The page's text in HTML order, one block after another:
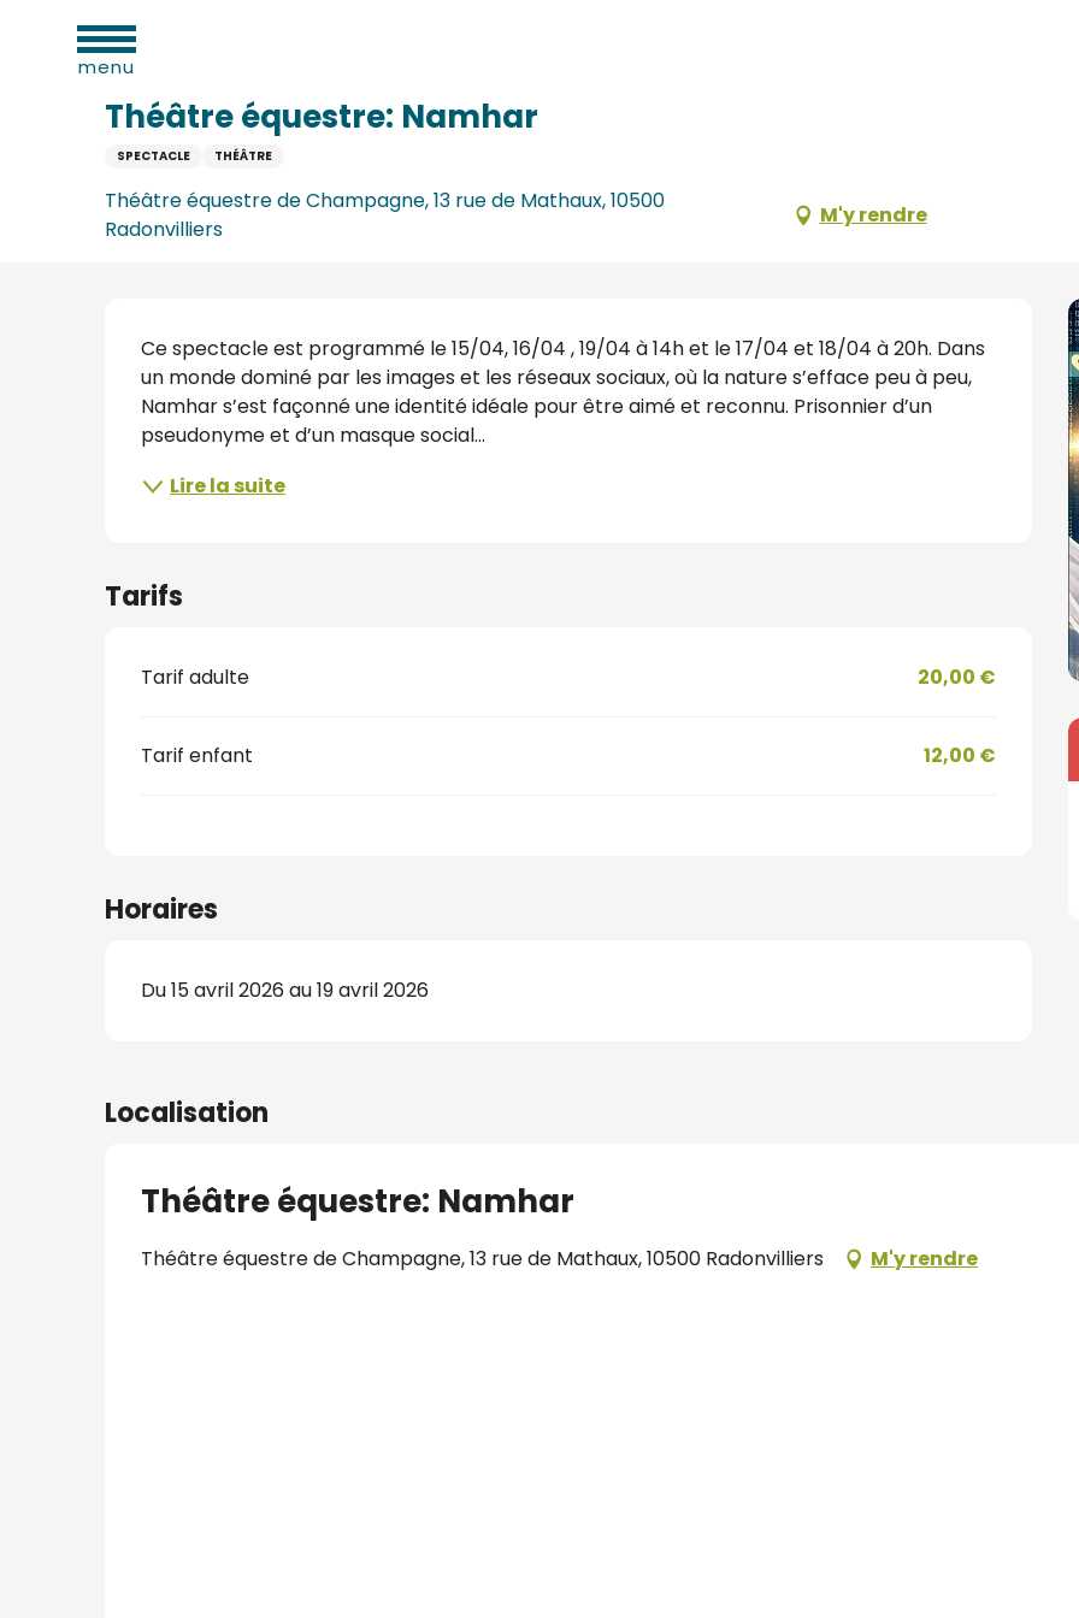
contenumenu
Accueil
Théâtre équestre: Namhar
SPECTACLE THÉÂTRE
Théâtre équestre de Champagne, 13 rue de Mathaux, 10500
Radonvilliers
M'y rendre
Description
Ce spectacle est programmé le 15/04, 16/04 , 19/04 à 14h et le 17/04 et 18/04 à 20h. Dans
un monde dominé par les images et les réseaux sociaux, où la nature s’efface peu à peu,
Namhar s’est façonné une identité idéale pour être aimé et reconnu. Prisonnier d’un
pseudonyme et d’un masque social...
Lire la suite
Tarifs
Tarif adulte 20,00 €
Tarif enfant 12,00 €
Horaires
Du 15 avril 2026 au 19 avril 2026
Localisation
Théâtre équestre: Namhar
Théâtre équestre de Champagne, 13 rue de Mathaux, 10500 Radonvilliers M'y rendre